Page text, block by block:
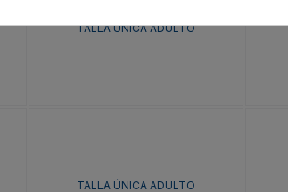
TALLA ÚNICA ADULTO
TALLA ÚNICA ADULTO